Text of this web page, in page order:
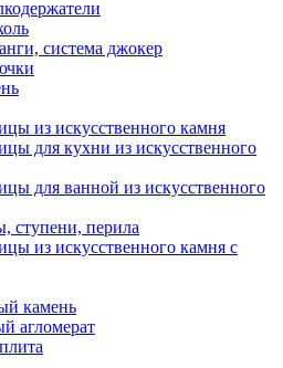
система джокер
из искусственного камня
для кухни из искусственного
для ванной из искусственного
ступени, перила
из искусственного камня с
камень
агломерат